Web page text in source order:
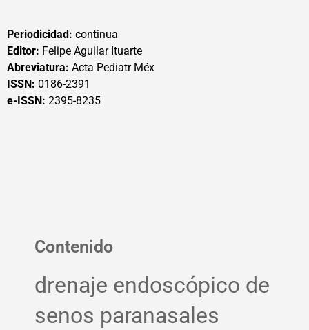
Periodicidad: continua
Editor: Felipe Aguilar Ituarte
Abreviatura: Acta Pediatr Méx
ISSN: 0186-2391
e-ISSN: 2395-8235
Contenido
drenaje endoscópico de
senos paranasales